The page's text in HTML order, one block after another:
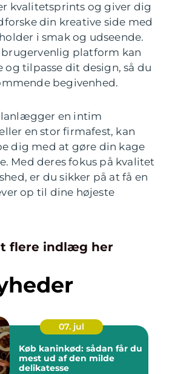
kvalitetsprints og giver dig
din kreative side med
i smak og udseende.
platform kan
tilpasse dit design, så du
begivenhed.
en intim
en stor firmafest, kan
dig med at gøre din kage
Med deres fokus på kvalitet
er du sikker på at få en
op til dine højeste
flere indlæg her
07. jul
Køb kaninkød: sådan får du
mest ud af den milde
delikatesse